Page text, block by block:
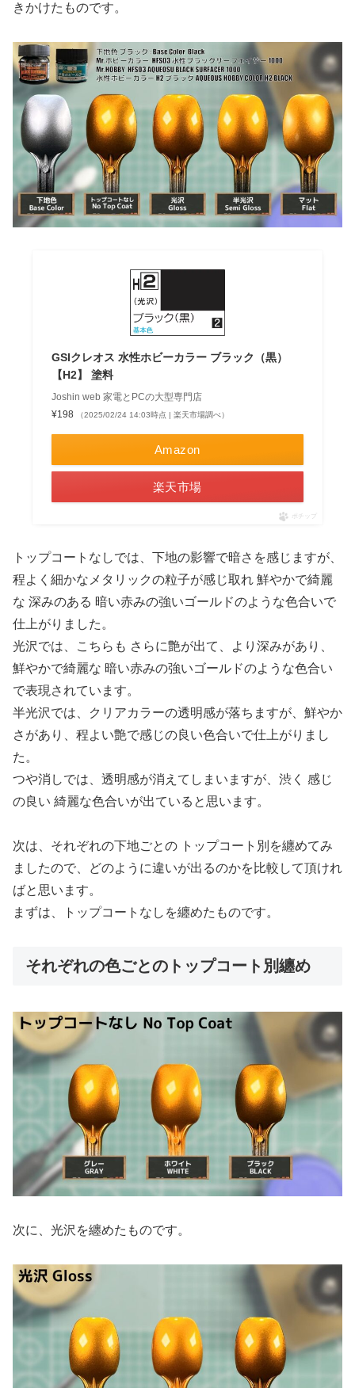
きかけたものです。
GSIクレオス 水性ホビーカラー ブラック（黒）
【H2】 塗料
Joshin web 家電とPCの大型専門店
¥198
（2025/02/24 14:03時点 | 楽天市場調べ）
Amazon
楽天市場
ポチップ
トップコートなしでは、下地の影響で暗さを感じますが、
程よく細かなメタリックの粒子が感じ取れ 鮮やかで綺麗
な 深みのある 暗い赤みの強いゴールドのような色合いで
仕上がりました。
光沢では、こちらも さらに艶が出て、より深みがあり、
鮮やかで綺麗な 暗い赤みの強いゴールドのような色合い
で表現されています。
半光沢では、クリアカラーの透明感が落ちますが、鮮やか
さがあり、程よい艶で感じの良い色合いで仕上がりまし
た。
つや消しでは、透明感が消えてしまいますが、渋く 感じ
の良い 綺麗な色合いが出ていると思います。
次は、それぞれの下地ごとの トップコート別を纏めてみ
ましたので、どのように違いが出るのかを比較して頂けれ
ばと思います。
まずは、トップコートなしを纏めたものです。
それぞれの色ごとのトップコート別纏め
次に、光沢を纏めたものです。